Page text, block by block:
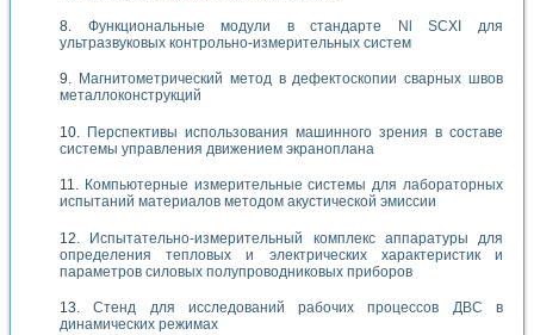
Функциональные модули в стандарте Nl SCXI для
ультразвуковых контрольно-измерительных систем
Магнитометрический метод в дефектоскопии сварных швов
металлоконструкций
Перспективы использования машинного зрения в составе
системы управления движением экраноплана
Компьютерные измерительные системы для лабораторных
испытаний материалов методом акустической эмиссии
Испытательно-измерительный комплекс аппаратуры для
определения тепловых и электрических характеристик и
параметров силовых полупроводниковых приборов
Стенд для исследований рабочих процессов ДВС в
динамических режимах